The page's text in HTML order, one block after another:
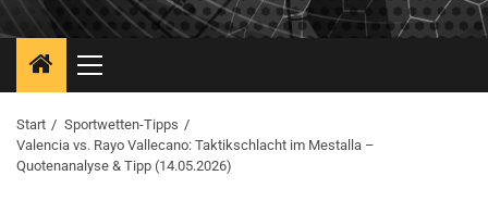
Start
Sportwetten-Tipps
Valencia vs. Rayo Vallecano: Taktikschlacht im Mestalla –
Quotenanalyse & Tipp (14.05.2026)